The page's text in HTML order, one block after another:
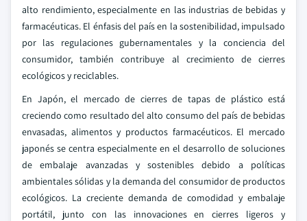
alto rendimiento, especialmente en las industrias de bebidas y
farmacéuticas. El énfasis del país en la sostenibilidad, impulsado
por las regulaciones gubernamentales y la conciencia del
consumidor, también contribuye al crecimiento de cierres
ecológicos y reciclables.
En Japón, el mercado de cierres de tapas de plástico está
creciendo como resultado del alto consumo del país de bebidas
envasadas, alimentos y productos farmacéuticos. El mercado
japonés se centra especialmente en el desarrollo de soluciones
de embalaje avanzadas y sostenibles debido a políticas
ambientales sólidas y la demanda del consumidor de productos
ecológicos. La creciente demanda de comodidad y embalaje
portátil, junto con las innovaciones en cierres ligeros y